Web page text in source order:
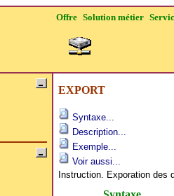
Offre Solution métier
EXPORT
Syntaxe...
Description...
Exemple...
Voir aussi...
Instruction. Exporation des